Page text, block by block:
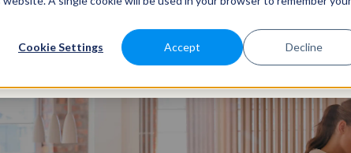
Cookie Settings Accept Decline